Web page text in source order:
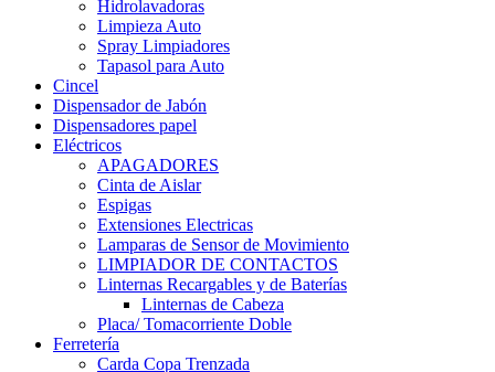
Hidrolavadoras
Limpieza Auto
Spray Limpiadores
Tapasol para Auto
Cincel
Dispensador de Jabón
Dispensadores papel
Eléctricos
APAGADORES
Cinta de Aislar
Espigas
Extensiones Electricas
Lamparas de Sensor de Movimiento
LIMPIADOR DE CONTACTOS
Linternas Recargables y de Baterías
Linternas de Cabeza
Placa/ Tomacorriente Doble
Ferretería
Carda Copa Trenzada